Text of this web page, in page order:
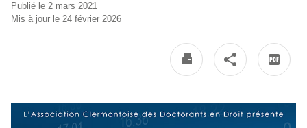
Publié le 2 mars 2021
Mis à jour le 24 février 2026